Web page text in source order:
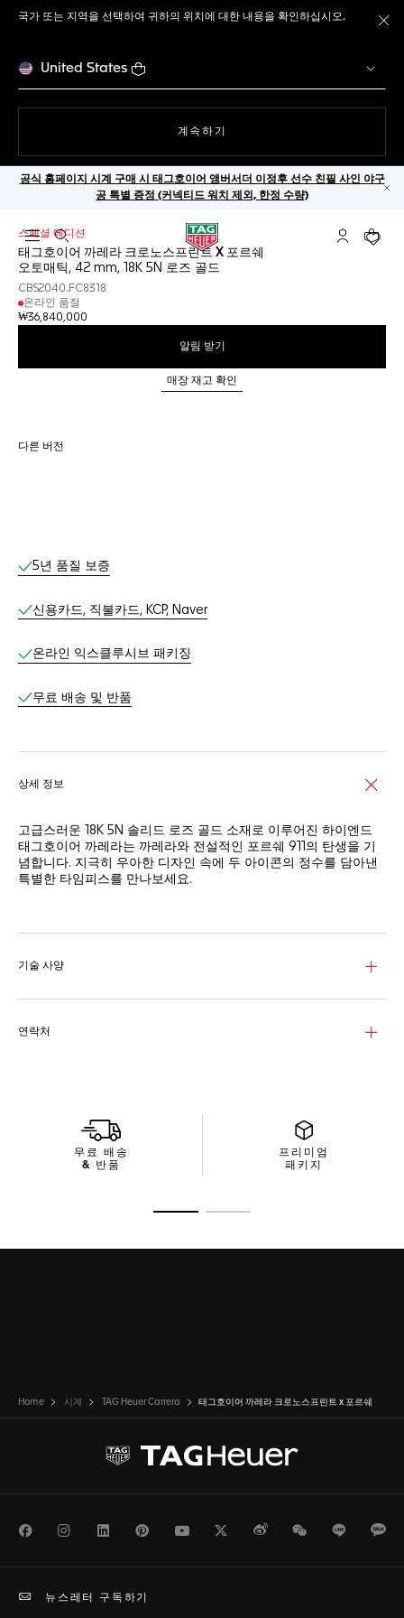
국가 또는 지역을 선택하여 귀하의 위치에 대한 내용을 확인하십시오.
United States
웹사이트에서
계속하기
공식 홈페이지 시계 구매 시 태그호이어 앰버서더 이정후 선수 친필 사인 야구
공 특별 증정 (커넥티드 워치 제외, 한정 수량)
검색 열기 마이 태그호
귀하
스페셜 에디션
태그호이어 까레라 크로노스프린트 X 포르쉐
오토매틱, 42 mm, 18K 5N 로즈 골드
CBS2040.FC8318
온라인 품절
₩36,840,000
알림 받기
매장 재고 확인
다른 버전
온라인 서비스
5년 품질 보증
신용카드, 직불카드, KCP, Naver
온라인 익스클루시브 패키징​
무료 배송 및 반품​
상세 정보
고급스러운 18K 5N 솔리드 로즈 골드 소재로 이루어진 하이엔드
태그호이어 까레라는 까레라와 전설적인 포르쉐 911의 탄생을 기
념합니다. 지극히 우아한 디자인 속에 두 아이콘의 정수를 담아낸
특별한 타임피스를 만나보세요.
을 드러냅니다.
기술 사양
연락처
무료 배송
& 반품
프리미엄
패키지
Home 시계 TAG Heuer Carrera 태그호이어 까레라 크로노스프린트 x 포르쉐
FacebookInstagram
LinkedInPinterestYoutubeTwitterWeiboWeChatLine
뉴스레터 구독하기